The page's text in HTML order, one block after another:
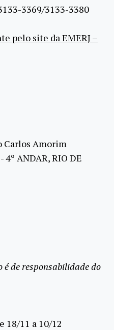
3369/3133-3380
pelo site da EMERJ –
Amorim
4º ANDAR, RIO DE
de responsabilidade do
18/11 a 10/12